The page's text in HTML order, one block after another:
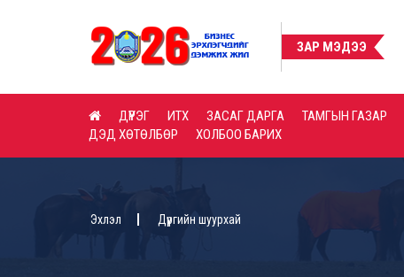
ЗАР МЭДЭЭ
ДҮҮРЭГ ИТХ ЗАСАГ ДАРГА ТАМГЫН ГАЗАР
ДЭД ХӨТӨЛБӨР
ХОЛБОО БАРИХ
Эхлэл Дүүргийн шуурхай